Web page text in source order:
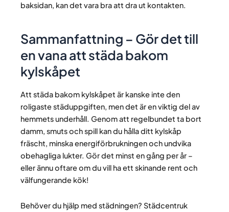
baksidan, kan det vara bra att dra ut kontakten.
Sammanfattning – Gör det till
en vana att städa bakom
kylskåpet
Att städa bakom kylskåpet är kanske inte den
roligaste städuppgiften, men det är en viktig del av
hemmets underhåll. Genom att regelbundet ta bort
damm, smuts och spill kan du hålla ditt kylskåp
fräscht, minska energiförbrukningen och undvika
obehagliga lukter. Gör det minst en gång per år –
eller ännu oftare om du vill ha ett skinande rent och
välfungerande kök!
Behöver du hjälp med städningen? Städcentruk